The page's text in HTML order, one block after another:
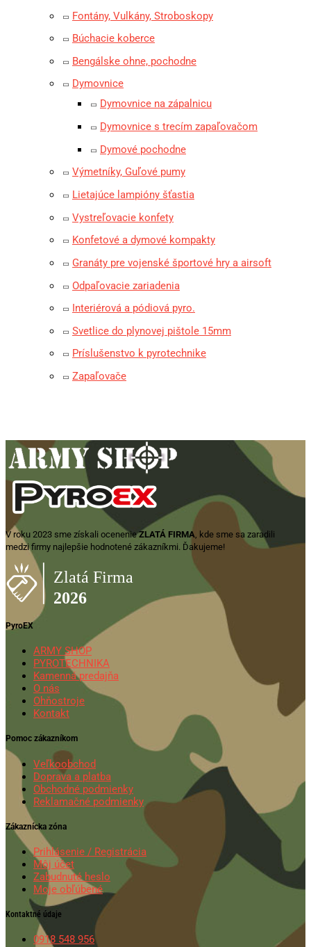
Fontány, Vulkány, Stroboskopy
Búchacie koberce
Bengálske ohne, pochodne
Dymovnice
Dymovnice na zápalnicu
Dymovnice s trecím zapaľovačom
Dymové pochodne
Výmetníky, Guľové pumy
Lietajúce lampióny šťastia
Vystreľovacie konfety
Konfetové a dymové kompakty
Granáty pre vojenské športové hry a airsoft
Odpaľovacie zariadenia
Interiérová a pódiová pyro.
Svetlice do plynovej pištole 15mm
Príslušenstvo k pyrotechnike
Zapaľovače
V roku 2023 sme získali ocenenieZLATÁ FIRMA , kde sme sa zaradili
medzi firmy najlepšie hodnotené zákazníkmi. Ďakujeme!
PyroEX
ARMY SHOP
PYROTECHNIKA
Kamenná predajňa
O nás
Ohňostroje
Kontakt
Pomoc zákazníkom
Veľkoobchod
Doprava a platba
Obchodné podmienky
Reklamačné podmienky
Zákaznícka zóna
Prihlásenie / Registrácia
Môj účet
Zabudnuté heslo
Moje obľúbené
Kontaktné údaje
0918 548 956